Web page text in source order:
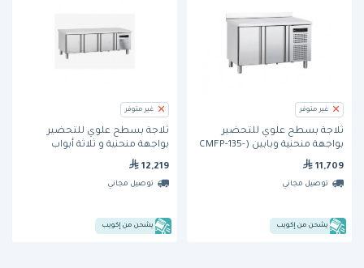
غير متوفر
ثلاجة بسطح علوي للتحضير
بواجهة منحنية وبابين (CMFP-135-
11,709
توصيل مجاني
يشحن من إكويب
غير متوفر
ثلاجة بسطح علوي للتحضير
بواجهة منحنية و ثلاثة أبواب
12,219
توصيل مجاني
يشحن من إكويب